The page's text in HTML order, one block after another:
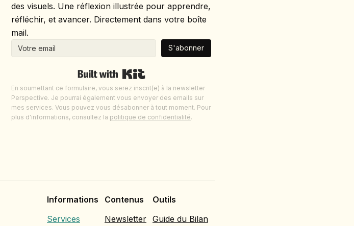
des visuels. Une réflexion illustrée pour apprendre,
réfléchir, et avancer. Directement dans votre boîte
mail.
S'abonner
En soumettant ce formulaire, vous serez inscrit(e) à la newsletter
Perspective. Je pourrai également vous envoyer des emails sur
mes services. Vous pouvez vous désabonner à tout moment. Pour
plus d'informations, consultez la politique de confidentialité.
Informations
Services
Contenus
Newsletter
Outils
Guide du Bilan